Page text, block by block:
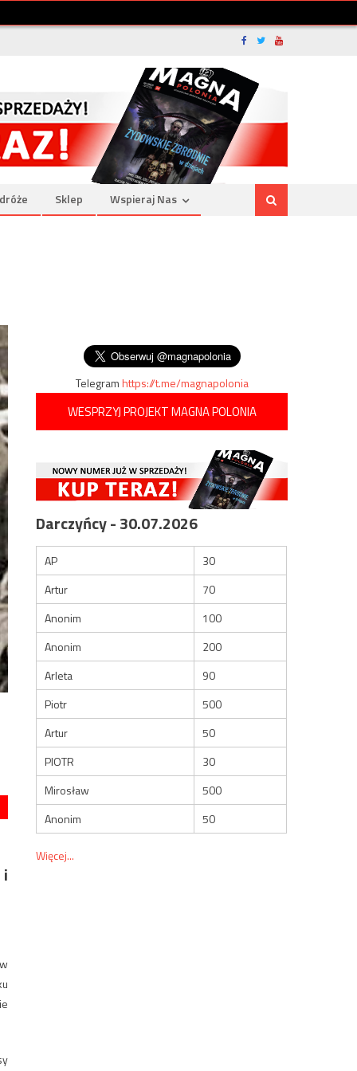
Sklep Wspieraj Nas
i
Telegramhttps://t.me/magnapolonia
WESPRZYJ PROJEKT MAGNA POLONIA
Darczyńcy - 30.07.2026
AP
30
Artur
70
Anonim
100
Anonim
200
Arleta
90
Piotr
500
Artur
50
PIOTR
30
Mirosław
500
Anonim
50
Więcej...